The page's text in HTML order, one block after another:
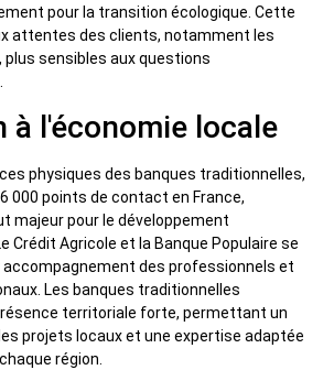
pour la transition écologique. Cette
attentes des clients, notamment les
plus sensibles aux questions
à l'économie locale
physiques des banques traditionnelles,
000 points de contact en France,
majeur pour le développement
Crédit Agricole et la Banque Populaire se
des professionnels et
Les banques traditionnelles
territoriale forte, permettant un
projets locaux et une expertise adaptée
région.